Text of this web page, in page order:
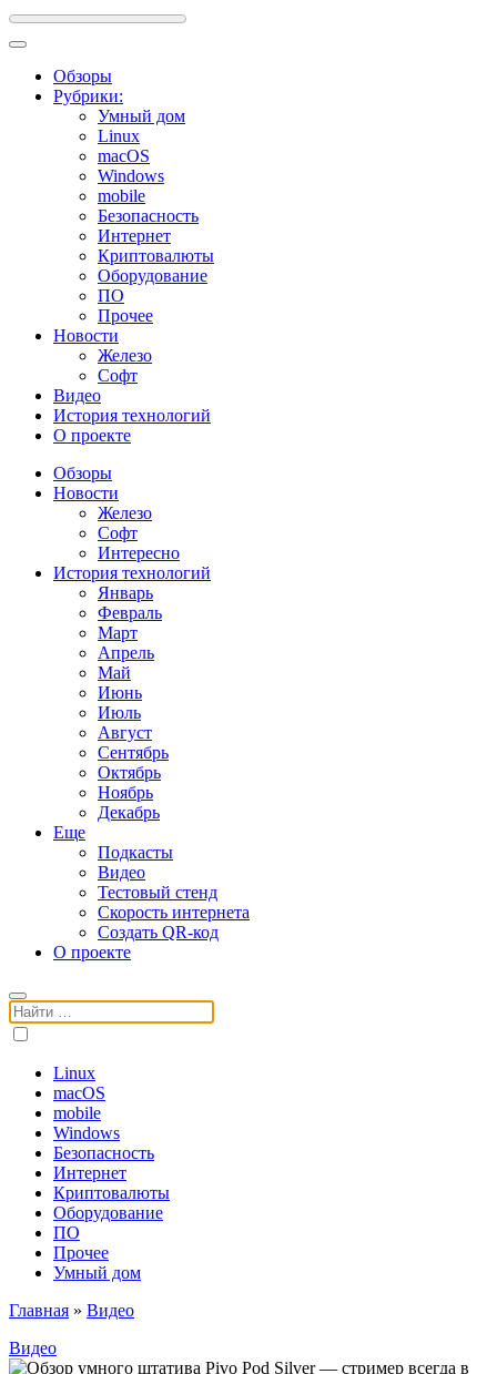
Обзоры
Рубрики:
Умный дом
Linux
macOS
Windows
mobile
Безопасность
Интернет
Криптовалюты
Оборудование
ПО
Прочее
Новости
Железо
Софт
Видео
История технологий
О проекте
Обзоры
Новости
Железо
Софт
Интересно
История технологий
Январь
Февраль
Март
Апрель
Май
Июнь
Июль
Август
Сентябрь
Октябрь
Ноябрь
Декабрь
Еще
Подкасты
Видео
Тестовый стенд
Скорость интернета
Создать QR-код
О проекте
Поиск:
Linux
macOS
mobile
Windows
Безопасность
Интернет
Криптовалюты
Оборудование
ПО
Прочее
Умный дом
Главная » Видео
Видео